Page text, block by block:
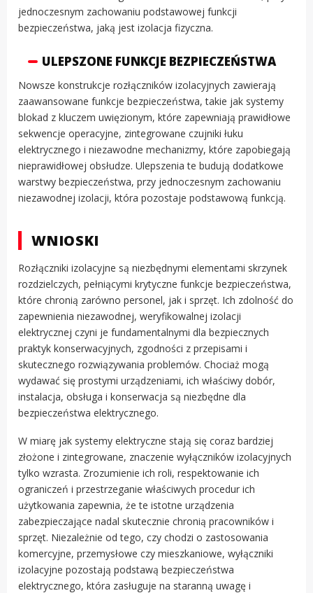
jednoczesnym zachowaniu podstawowej funkcji
bezpieczeństwa, jaką jest izolacja fizyczna.
ULEPSZONE FUNKCJE BEZPIECZEŃSTWA
Nowsze konstrukcje rozłączników izolacyjnych zawierają
zaawansowane funkcje bezpieczeństwa, takie jak systemy
blokad z kluczem uwięzionym, które zapewniają prawidłowe
sekwencje operacyjne, zintegrowane czujniki łuku
elektrycznego i niezawodne mechanizmy, które zapobiegają
nieprawidłowej obsłudze. Ulepszenia te budują dodatkowe
warstwy bezpieczeństwa, przy jednoczesnym zachowaniu
niezawodnej izolacji, która pozostaje podstawową funkcją.
WNIOSKI
Rozłączniki izolacyjne są niezbędnymi elementami skrzynek
rozdzielczych, pełniącymi krytyczne funkcje bezpieczeństwa,
które chronią zarówno personel, jak i sprzęt. Ich zdolność do
zapewnienia niezawodnej, weryfikowalnej izolacji
elektrycznej czyni je fundamentalnymi dla bezpiecznych
praktyk konserwacyjnych, zgodności z przepisami i
skutecznego rozwiązywania problemów. Chociaż mogą
wydawać się prostymi urządzeniami, ich właściwy dobór,
instalacja, obsługa i konserwacja są niezbędne dla
bezpieczeństwa elektrycznego.
W miarę jak systemy elektryczne stają się coraz bardziej
złożone i zintegrowane, znaczenie wyłączników izolacyjnych
tylko wzrasta. Zrozumienie ich roli, respektowanie ich
ograniczeń i przestrzeganie właściwych procedur ich
użytkowania zapewnia, że te istotne urządzenia
zabezpieczające nadal skutecznie chronią pracowników i
sprzęt. Niezależnie od tego, czy chodzi o zastosowania
komercyjne, przemysłowe czy mieszkaniowe, wyłączniki
izolacyjne pozostają podstawą bezpieczeństwa
elektrycznego, która zasługuje na staranną uwagę i